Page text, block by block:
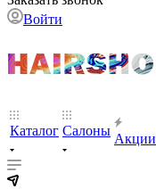
Войти
Каталог Салоны
Акции